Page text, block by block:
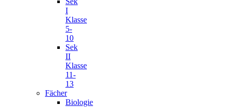
I
Klasse
5-
10
Sek
II
Klasse
11-
13
Fächer
Biologie